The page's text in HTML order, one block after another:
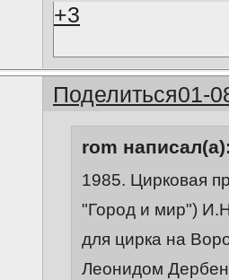
+3
Поделиться01-
rom
1985. Цирковая
"Город и мир")
для цирка на
Леонидом